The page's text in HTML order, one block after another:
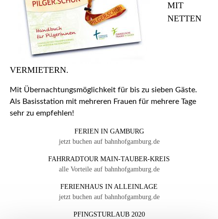
MIT
NETTEN
VERMIETERN.
Mit Übernachtungsmöglichkeit für bis zu sieben Gäste.
Als Basisstation mit mehreren Frauen für mehrere Tage
sehr zu empfehlen!
FERIEN IN GAMBURG
jetzt buchen auf bahnhofgamburg.de
FAHRRADTOUR MAIN-TAUBER-KREIS
alle Vorteile auf bahnhofgamburg.de
FERIENHAUS IN ALLEINLAGE
jetzt buchen auf bahnhofgamburg.de
PFINGSTURLAUB 2020